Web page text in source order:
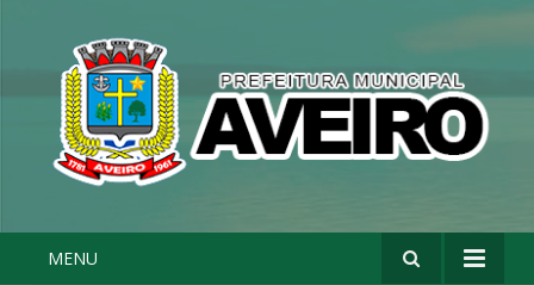
MENU